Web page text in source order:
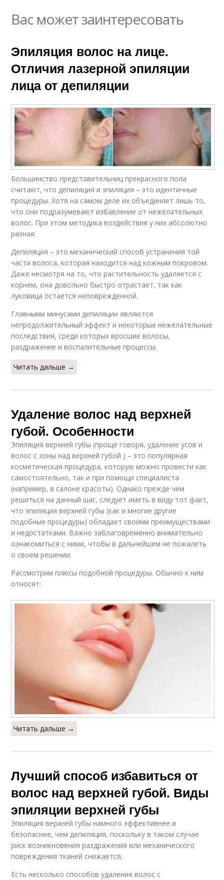
Вас может заинтересовать
Эпиляция волос на лице.
Отличия лазерной эпиляции
лица от депиляции
Большинство представительниц прекрасного пола
считают, что депиляция и эпиляция – это идентичные
процедуры. Хотя на самом деле их объединяет лишь то,
что они подразумевают избавление от нежелательных
волос. При этом методика воздействия у них абсолютно
разная.
Депиляция – это механический способ устранения той
части волоса, которая находится над кожным покровом.
Даже несмотря на то, что растительность удаляется с
корнем, она довольно быстро отрастает, так как
луковица остается неповрежденной.
Главными минусами депиляции являются
непродолжительный эффект и некоторые нежелательные
последствия, среди которых вросшие волосы,
раздражение и воспалительные процессы.
Читать дальше →
Удаление волос над верхней
губой. Особенности
Эпиляция верхней губы (проще говоря, удаление усов и
волос с зоны над верхней губой ) – это популярная
косметическая процедура, которую можно провести как
самостоятельно, так и при помощи специалиста
(например, в салоне красоты). Однако прежде чем
решиться на данный шаг, следует иметь в виду тот факт,
что эпиляция верхней губы (как и многие другие
подобные процедуры) обладает своими преимуществами
и недостатками. Важно заблаговременно внимательно
ознакомиться с ними, чтобы в дальнейшем не пожалеть
о своем решении.
Рассмотрим плюсы подобной процедуры. Обычно к ним
относят:
Читать дальше →
Лучший способ избавиться от
волос над верхней губой. Виды
эпиляции верхней губы
Эпиляция верхней губы намного эффективнее и
безопаснее, чем депиляция, поскольку в таком случае
риск возникновения раздражения или механического
повреждения тканей снижается.
Есть несколько способов удаления волос с